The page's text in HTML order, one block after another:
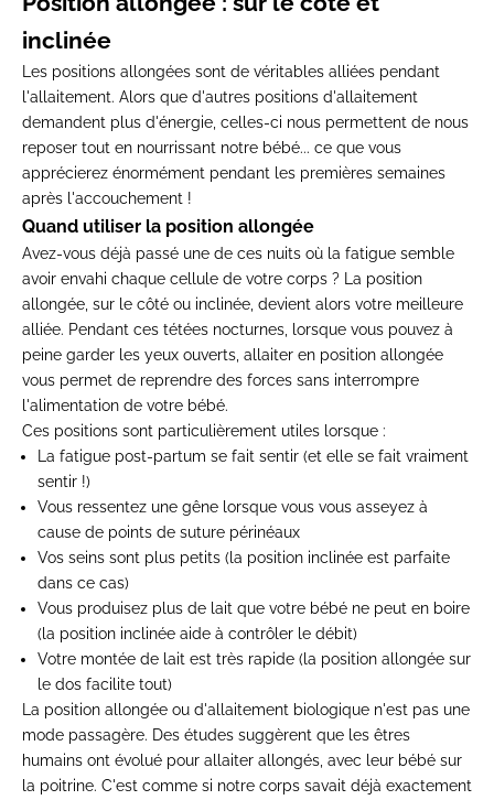
inclinée
Les positions allongées sont de véritables alliées pendant
l'allaitement. Alors que d'autres positions d'allaitement
demandent plus d'énergie, celles-ci nous permettent de nous
reposer tout en nourrissant notre bébé... ce que vous
apprécierez énormément pendant les premières semaines
après l'accouchement !
Quand utiliser la position allongée
Avez-vous déjà passé une de ces nuits où la fatigue semble
avoir envahi chaque cellule de votre corps ? La position
allongée, sur le côté ou inclinée, devient alors votre meilleure
alliée. Pendant ces tétées nocturnes, lorsque vous pouvez à
peine garder les yeux ouverts, allaiter en position allongée
vous permet de reprendre des forces sans interrompre
l'alimentation de votre bébé.
Ces positions sont particulièrement utiles lorsque :
La fatigue post-partum se fait sentir (et elle se fait vraiment
sentir !)
Vous ressentez une gêne lorsque vous vous asseyez à
cause de points de suture périnéaux
Vos seins sont plus petits (la position inclinée est parfaite
dans ce cas)
Vous produisez plus de lait que votre bébé ne peut en boire
(la position inclinée aide à contrôler le débit)
Votre montée de lait est très rapide (la position allongée sur
le dos facilite tout)
La position allongée ou d'allaitement biologique n'est pas une
mode passagère. Des études suggèrent que les êtres
humains ont évolué pour allaiter allongés, avec leur bébé sur
la poitrine. C'est comme si notre corps savait déjà exactement